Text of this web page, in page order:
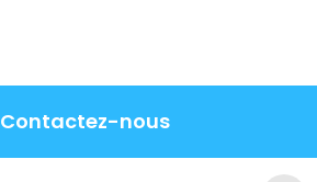
Contactez-nous